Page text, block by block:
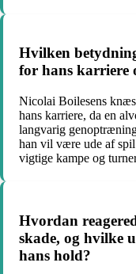
Hvilken
for hans karriere
Nicolai Boilesens
hans karriere, da en
langvarig
han vil være ude af spil
vigtige kampe og
Hvordan
skade, og hvilke
hans hold?